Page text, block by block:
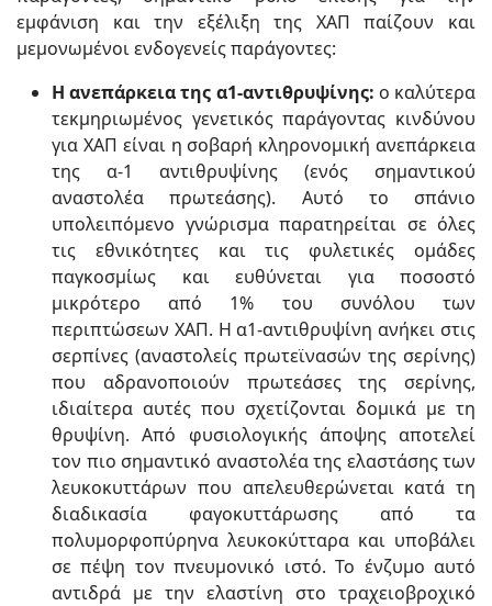
εμφάνιση και την εξέλιξη της ΧΑΠ παίζουν και
μεμονωμένοι ενδογενείς παράγοντες:
Η ανεπάρκεια της α1-αντιθρυψίνης: ο καλύτερα
τεκμηριωμένος γενετικός παράγοντας κινδύνου
για ΧΑΠ είναι η σοβαρή κληρονομική ανεπάρκεια
της α-1 αντιθρυψίνης (ενός σημαντικού
αναστολέα πρωτεάσης). Αυτό το σπάνιο
υπολειπόμενο γνώρισμα παρατηρείται σε όλες
τις εθνικότητες και τις φυλετικές ομάδες
παγκοσμίως και ευθύνεται για ποσοστό
μικρότερο από 1% του συνόλου των
περιπτώσεων ΧΑΠ. Η α1-αντιθρυψίνη ανήκει στις
σερπίνες (αναστολείς πρωτεϊνασών της σερίνης)
που αδρανοποιούν πρωτεάσες της σερίνης,
ιδιαίτερα αυτές που σχετίζονται δομικά με τη
θρυψίνη. Από φυσιολογικής άποψης αποτελεί
τον πιο σημαντικό αναστολέα της ελαστάσης των
λευκοκυττάρων που απελευθερώνεται κατά τη
διαδικασία φαγοκυττάρωσης από τα
πολυμορφοπύρηνα λευκοκύτταρα και υποβάλει
σε πέψη τον πνευμονικό ιστό. Το ένζυμο αυτό
αντιδρά με την ελαστίνη στο τραχειοβροχικό